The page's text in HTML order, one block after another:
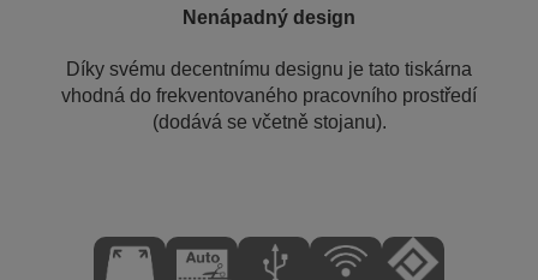
Nenápadný design
Díky svému decentnímu designu je tato tiskárna
vhodná do frekventovaného pracovního prostředí
(dodává se včetně stojanu).